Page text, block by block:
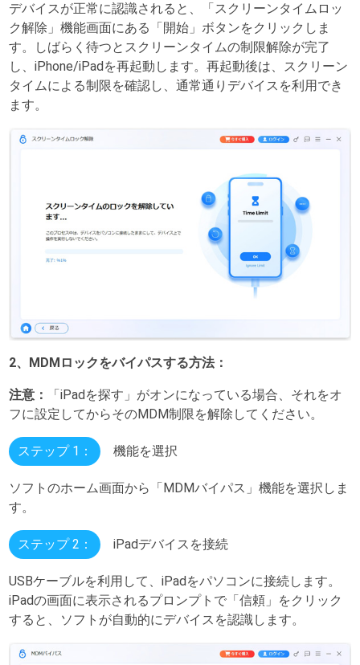
デバイスが正常に認識されると、「スクリーンタイムロッ
ク解除」機能画面にある「開始」ボタンをクリックしま
す。しばらく待つとスクリーンタイムの制限解除が完了
し、iPhone/iPadを再起動します。再起動後は、スクリーン
タイムによる制限を確認し、通常通りデバイスを利用でき
ます。
2、MDMロックをバイパスする方法：
注意：
「iPadを探す」がオンになっている場合、それをオ
フに設定してからそのMDM制限を解除してください。
ステップ 1： 機能を選択
ソフトのホーム画面から「MDMバイパス」機能を選択しま
す。
ステップ 2： iPadデバイスを接続
USBケーブルを利用して、iPadをパソコンに接続します。
iPadの画面に表示されるプロンプトで「信頼」をクリック
すると、ソフトが自動的にデバイスを認識します。